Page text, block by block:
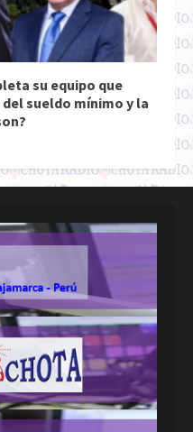
su equipo que
sueldo mínimo y la